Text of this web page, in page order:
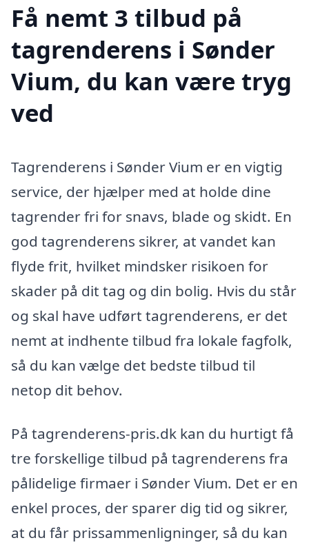
Få nemt 3 tilbud på
tagrenderens i Sønder
Vium, du kan være tryg
ved
Tagrenderens i Sønder Vium er en vigtig
service, der hjælper med at holde dine
tagrender fri for snavs, blade og skidt. En
god tagrenderens sikrer, at vandet kan
flyde frit, hvilket mindsker risikoen for
skader på dit tag og din bolig. Hvis du står
og skal have udført tagrenderens, er det
nemt at indhente tilbud fra lokale fagfolk,
så du kan vælge det bedste tilbud til
netop dit behov.
På tagrenderens-pris.dk kan du hurtigt få
tre forskellige tilbud på tagrenderens fra
pålidelige firmaer i Sønder Vium. Det er en
enkel proces, der sparer dig tid og sikrer,
at du får prissammenligninger, så du kan